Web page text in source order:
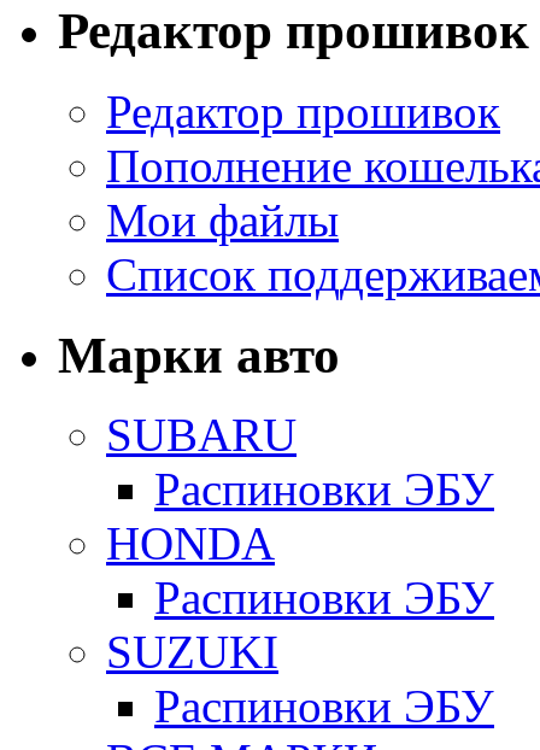
Редактор прошивок
Редактор прошивок
Пополнение
Мои файлы
Список
Марки авто
SUBARU
Распиновки ЭБУ
HONDA
Распиновки ЭБУ
SUZUKI
Распиновки ЭБУ